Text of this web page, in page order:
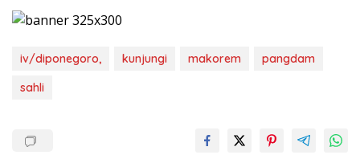
iv/diponegoro, kunjungi makorem
pangdam
sahli